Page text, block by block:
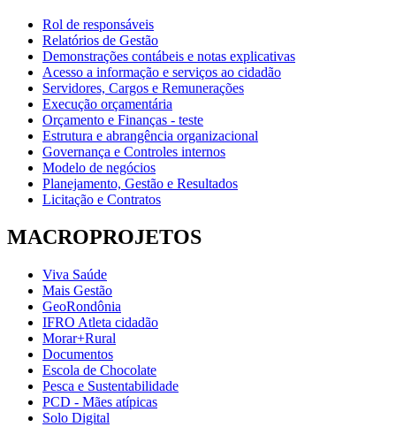
Rol de responsáveis
Relatórios de Gestão
Demonstrações contábeis e notas explicativas
Acesso a informação e serviços ao cidadão
Servidores, Cargos e Remunerações
Execução orçamentária
Orçamento e Finanças - teste
Estrutura e abrangência organizacional
Governança e Controles internos
Modelo de negócios
Planejamento, Gestão e Resultados
Licitação e Contratos
MACROPROJETOS
Viva Saúde
Mais Gestão
GeoRondônia
IFRO Atleta cidadão
Morar+Rural
Documentos
Escola de Chocolate
Pesca e Sustentabilidade
PCD - Mães atípicas
Solo Digital